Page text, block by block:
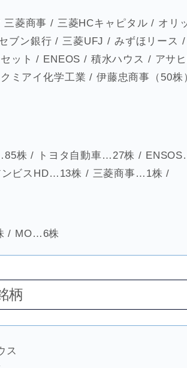
菱商事 / 三菱HCキャピタル / オリ
ブン銀行 / 三菱UFJ / みずほリース
ット / ENEOS / 積水ハウス / アサ
ミアイ化学工業 / 伊藤忠商事（50
株 / トヨタ自動車…27株 /
ビスHD…13株 / 三菱商事…1株 /
/ MO…6株
柄
ス